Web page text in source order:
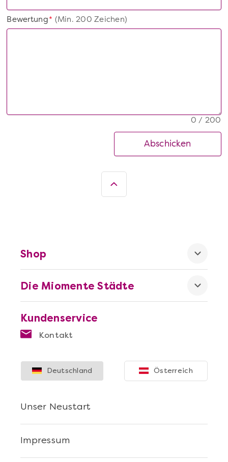
*
Bewertung(Min. 200 Zeichen)
0 / 200
Abschicken
Kundenservice
Kontakt
Die Miomente Städte
Shop
Impressum
Unser Neustart
Deutschland Österreich